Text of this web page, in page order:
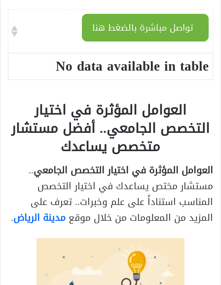
تواصل مباشرة بالضغط هنا
No data available in table
العوامل المؤثرة في اختيار
التخصص الجامعي.. أفضل مستشار
متخصص يساعدك
العوامل المؤثرة في اختيار التخصص الجامعي..
مستشار مختص يساعدك في اختيار التخصص
المناسب استناداً على علم وخبرات.. تعرف على
المزيد من المعلومات من خلال موقعمدينة الرياض.